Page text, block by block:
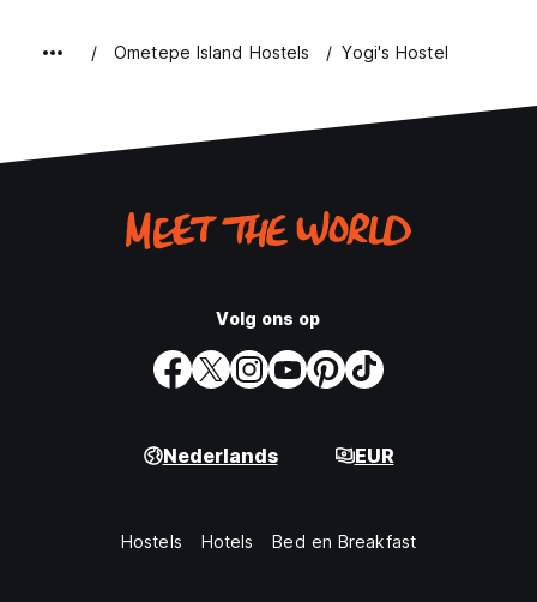
Ometepe Island Hostels Yogi's Hostel
Volg ons op
Nederlands EUR
Hostels Hotels Bed en Breakfast